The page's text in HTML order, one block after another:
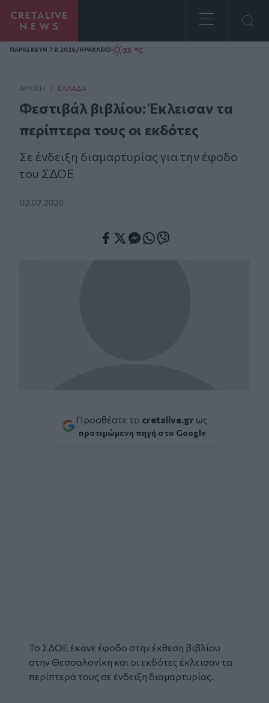
Homepage
ΠΑΡΑΣΚΕΥΗ 7.8.2026/ΗΡΑΚΛΕΙΟ 33 °C
ΑΡΧΙΚΗ / ΕΛΛΆΔΑ
Φεστιβάλ βιβλίου: Έκλεισαν τα
περίπτερα τους οι εκδότες
Σε ένδειξη διαμαρτυρίας για την έφοδο
του ΣΔΟΕ
02.07.2020
Προσθέστε το cretalive.gr ως
προτιμώμενη πηγή στο Google
Το ΣΔΟΕ έκανε έφοδο στην έκθεση βιβλίου
στην Θεσσαλονίκη και οι εκδότες έκλεισαν τα
περίπτερά τους σε ένδειξη διαμαρτυρίας.